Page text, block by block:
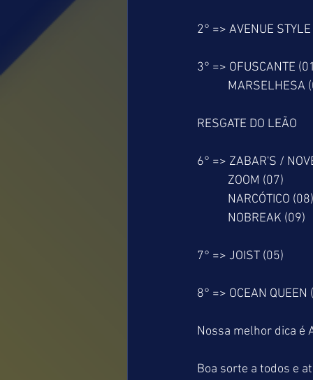
2° => AVENUE
3° => OFUSCANTE
MARSELHESA
RESGATE DO LEÃO
6° => ZABAR'S /
           ZOOM (07)
           NARCÓTICO (08)
           NOBREAK (09)
7° => JOIST (05)
8° => OCEAN QUEEN
Nossa melhor dica é
Boa sorte a todos e